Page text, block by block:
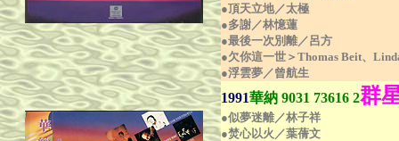
●頂天立地／太極
●多謝／林憶蓮
●最後一次別離／呂方
●欠你這一世＞Thomas Beit、
●浮雲夢／曾航生
1991華納 9031 73616 2群
●似夢迷離／林子祥
●焚心以火／葉蒨文